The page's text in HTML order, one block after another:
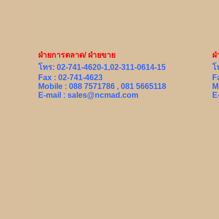
ฝ่ายการตลาด/ ฝ่ายขาย
โทร: 02-741-4620-1,02-311-0614-15
Fax : 02-741-4623
Mobile : 088 7571786 , 081 5665118
E-mail : sales@ncmad.com
ฝ่
โ